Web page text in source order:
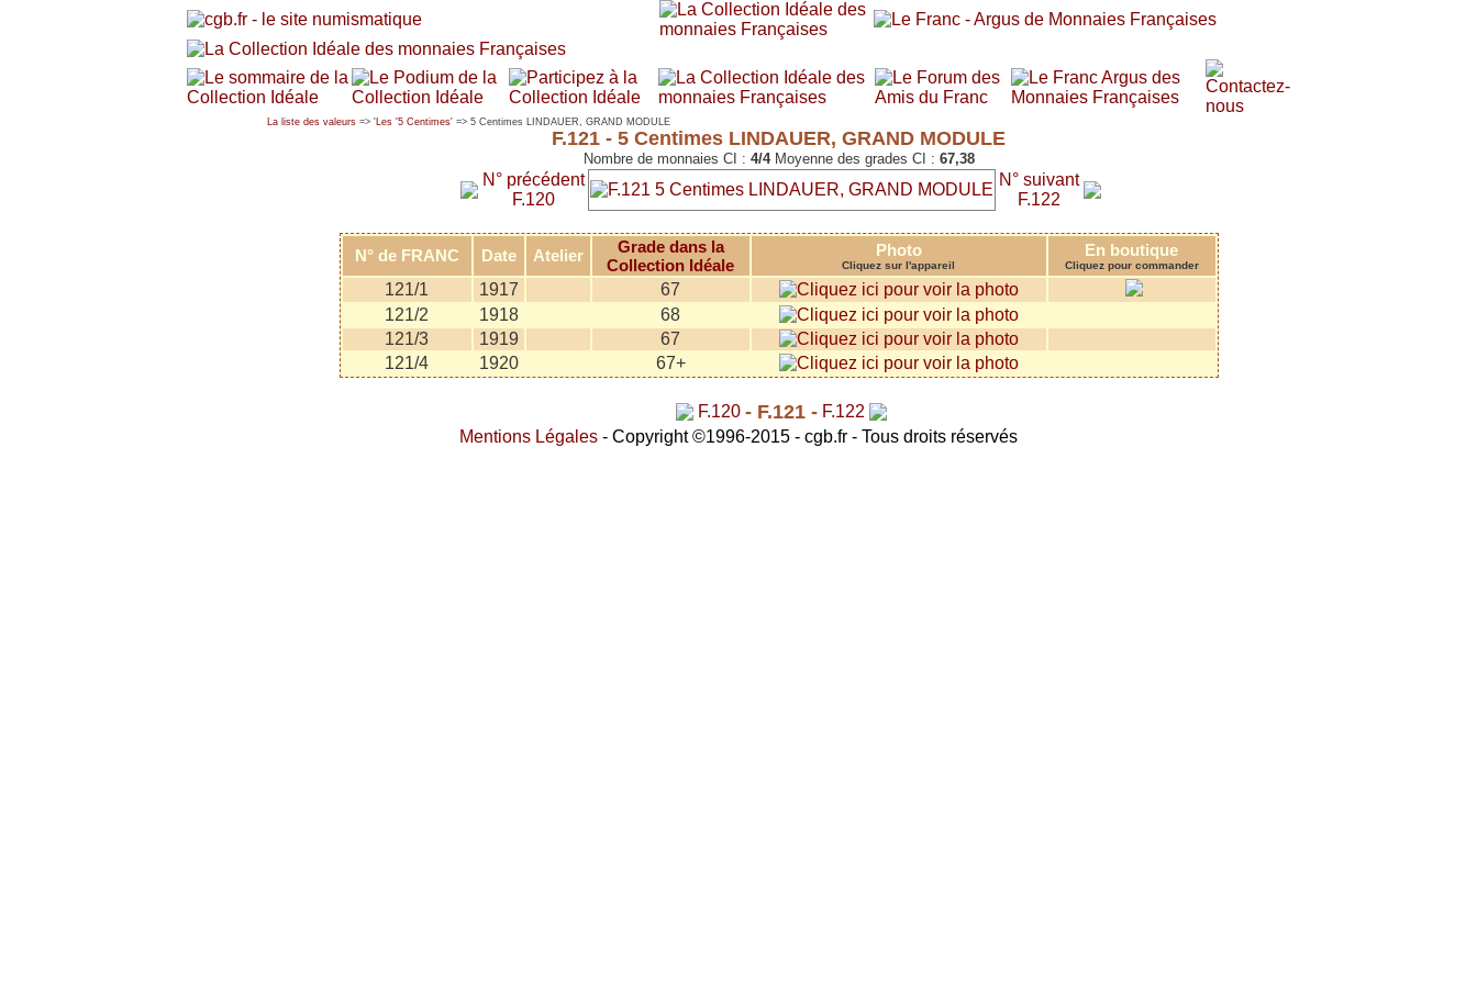
La liste des valeurs => 'Les '5 Centimes' => 5 Centimes LINDAUER, GRAND MODULE
F.121 - 5 Centimes LINDAUER, GRAND MODULE
Nombre de monnaies CI : 4/4Moyenne des grades CI : 67,38
N° précédent
F.120
N° suivant
F.122
N° de FRANC Date Atelier
Grade dans la
Collection Idéale
Photo
Cliquez sur l'appareil
En boutique
Cliquez pour commander
121/1 1917
67
121/2
1918
68
121/3
1919
67
121/4
1920 67+
F.120 - F.121 - F.122
Mentions Légales - Copyright ©1996-2015 - cgb.fr - Tous droits réservés